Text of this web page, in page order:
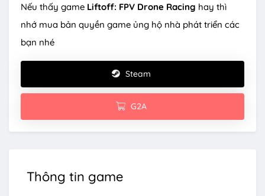
Nếu thấy game Liftoff: FPV Drone Racing hay thì
nhớ mua bản quyền game ủng hộ nhà phát triển các
bạn nhé
Steam
G2A
Thông tin game